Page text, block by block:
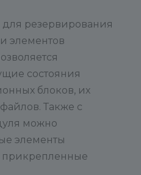
элемента был к
то он
был удален его тип, то
Но надо учитывать, что
к моменту
не совсем
инфоблока
резервирования
элементов
состояния
блоков, их
Также с
можно
элементы
прикрепленные